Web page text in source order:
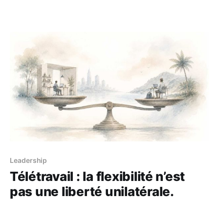
Leadership
Télétravail : la flexibilité n’est
pas une liberté unilatérale.